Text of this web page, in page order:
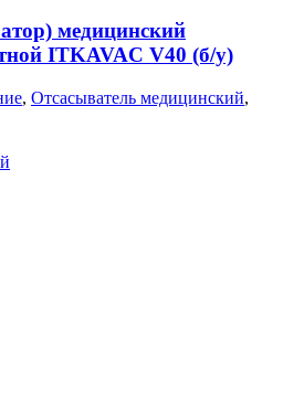
медицинский
ITKAVAC V40 (б/у)
, Отсасыватель медицинский,